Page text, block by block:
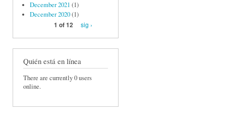
December 2021 (1)
December 2020(1)
1 of 12
sig ›
Quién está en línea
There are currently 0 users
online.